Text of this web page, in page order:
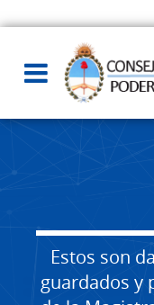
Estos son
guardados y